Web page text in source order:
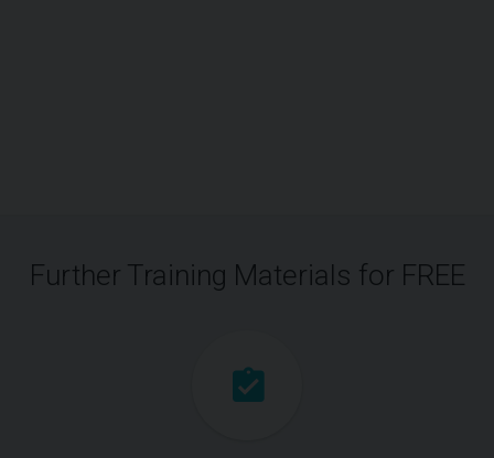
Further Training Materials for FREE